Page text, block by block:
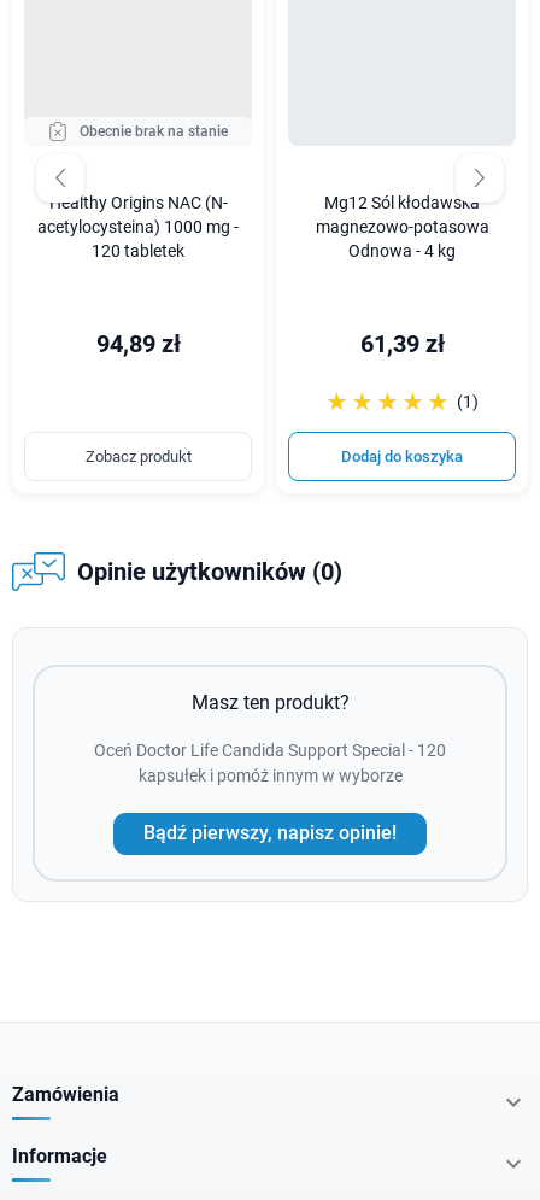
Obecnie brak na stanie
Healthy Origins NAC (N-
acetylocysteina) 1000 mg -
120 tabletek
94,89 zł
Zobacz produkt
Mg12 Sól kłodawska
magnezowo-potasowa
Odnowa - 4 kg
61,39 zł
☆☆☆☆☆
★★★★★ (1)
Dodaj do koszyka
Opinie użytkowników (0)
Masz ten produkt?
Oceń Doctor Life Candida Support Special - 120
kapsułek i pomóż innym w wyborze
Bądź pierwszy, napisz opinie!
Zamówienia 
Informacje 